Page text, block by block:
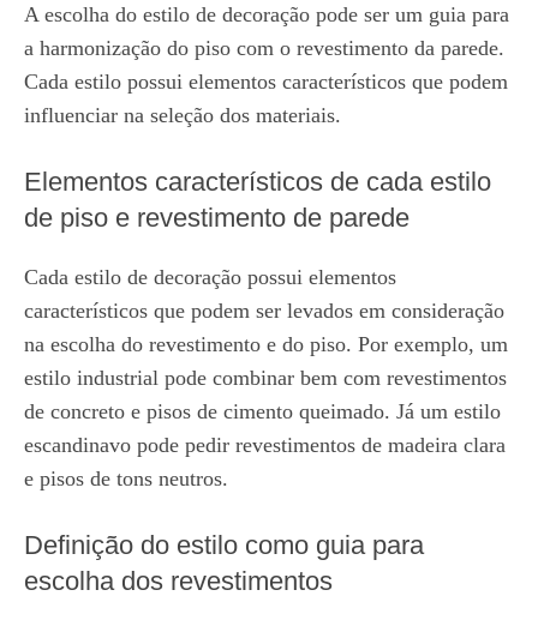
A escolha do estilo de decoração pode ser um guia para
a harmonização do piso com o revestimento da parede.
Cada estilo possui elementos característicos que podem
influenciar na seleção dos materiais.
Elementos característicos de cada estilo
de piso e revestimento de parede
Cada estilo de decoração possui elementos
característicos que podem ser levados em consideração
na escolha do revestimento e do piso. Por exemplo, um
estilo industrial pode combinar bem com revestimentos
de concreto e pisos de cimento queimado. Já um estilo
escandinavo pode pedir revestimentos de madeira clara
e pisos de tons neutros.
Definição do estilo como guia para
escolha dos revestimentos